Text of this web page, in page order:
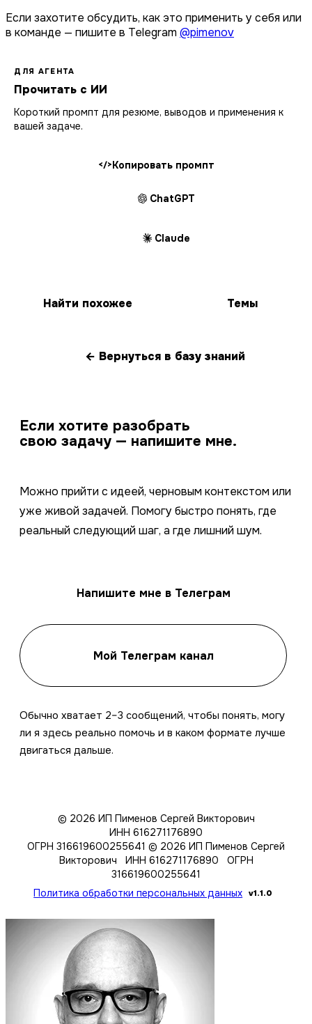
Если захотите обсудить, как это применить у себя или
в команде — пишите в Telegram @pimenov
ДЛЯ АГЕНТА
Прочитать с ИИ
Короткий промпт для резюме, выводов и применения к
вашей задаче.
</>Копировать промпт
ChatGPT
Claude
Найти похожее Темы
← Вернуться в базу знаний
Если хотите разобрать
свою задачу — напишите мне.
Можно прийти с идеей, черновым контекстом или
уже живой задачей. Помогу быстро понять, где
реальный следующий шаг, а где лишний шум.
Напишите мне в Телеграм
Мой Телеграм канал
Обычно хватает 2–3 сообщений, чтобы понять, могу
ли я здесь реально помочь и в каком формате лучше
двигаться дальше.
© 2026 ИП Пименов Сергей Викторович
ИНН 616271176890
ОГРН 316619600255641 © 2026 ИП Пименов Сергей
Викторович ИНН 616271176890 ОГРН
316619600255641
Политика обработки персональных данных v1.1.0